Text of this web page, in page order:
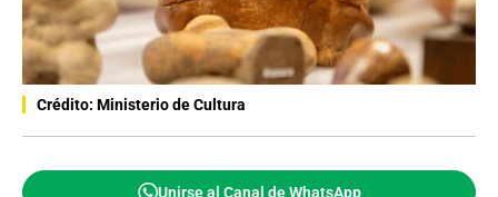
Crédito: Ministerio de Cultura
Unirse al Canal de WhatsApp